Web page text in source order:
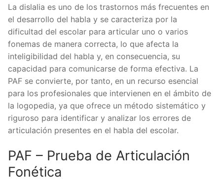
La dislalia es uno de los trastornos más frecuentes en
el desarrollo del habla y se caracteriza por la
dificultad del escolar para articular uno o varios
fonemas de manera correcta, lo que afecta la
inteligibilidad del habla y, en consecuencia, su
capacidad para comunicarse de forma efectiva. La
PAF se convierte, por tanto, en un recurso esencial
para los profesionales que intervienen en el ámbito de
la logopedia, ya que ofrece un método sistemático y
riguroso para identificar y analizar los errores de
articulación presentes en el habla del escolar.
PAF – Prueba de Articulación
Fonética